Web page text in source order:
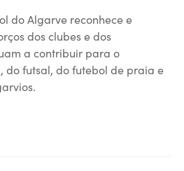
do Algarve reconhece e
dos clubes e dos
a contribuir para o
do futsal, do futebol de praia e